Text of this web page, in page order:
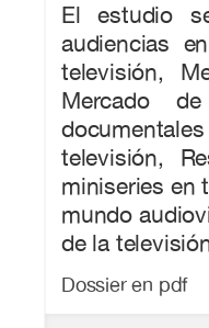
El estudio
audiencias
televisión,
Mercado
televisión,
miniseries en
mundo
de la
Dossier en pdf